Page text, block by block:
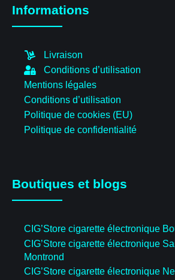
Informations
Livraison
Conditions d’utilisation
Mentions légales
Conditions d’utilisation
Politique de cookies (EU)
Politique de confidentialité
Boutiques et blogs
CIG’Store cigarette électronique
CIG’Store cigarette électronique
Montrond
CIG’Store cigarette électronique